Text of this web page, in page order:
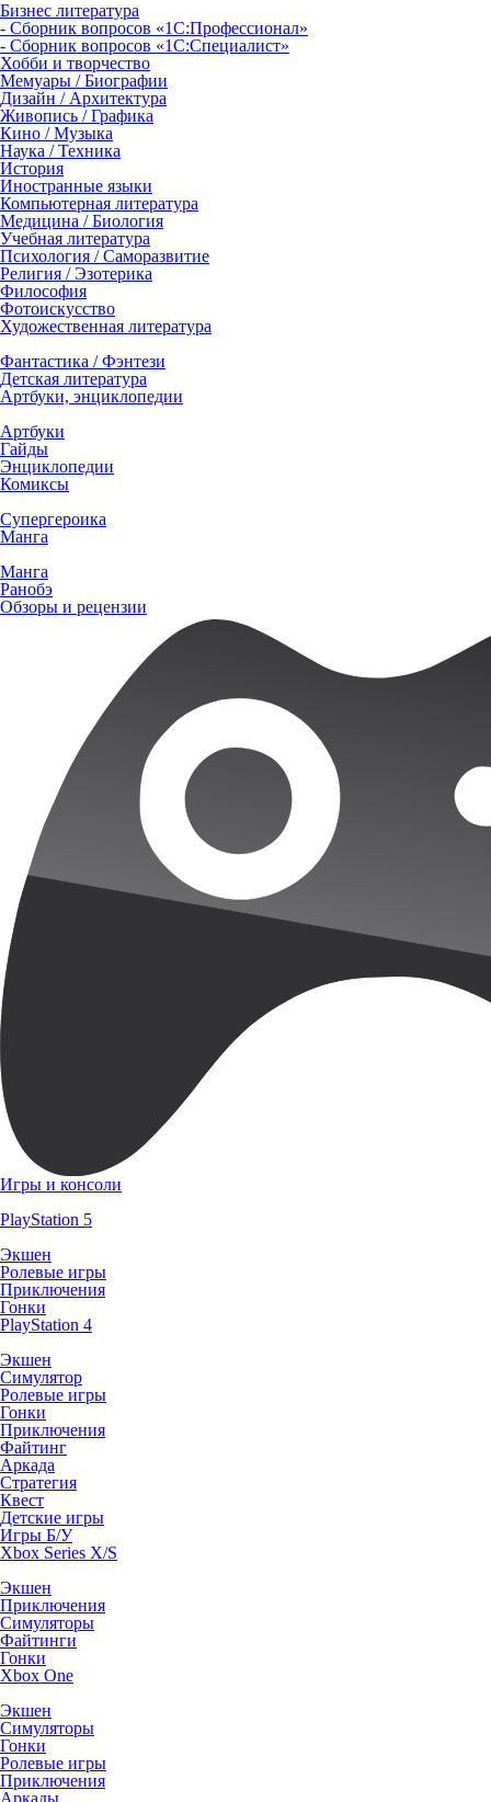
Бизнес литература
- Сборник вопросов «1С:Профессионал»
- Сборник вопросов «1С:Специалист»
Хобби и творчество
Мемуары / Биографии
Дизайн / Архитектура
Живопись / Графика
Кино / Музыка
Наука / Техника
История
Иностранные языки
Компьютерная литература
Медицина / Биология
Учебная литература
Психология / Саморазвитие
Религия / Эзотерика
Философия
Фотоискусство
Художественная литература
Фантастика / Фэнтези
Детская литература
Артбуки, энциклопедии
Артбуки
Гайды
Энциклопедии
Комиксы
Супергероика
Манга
Манга
Ранобэ
Обзоры и рецензии
Игры и консоли
PlayStation 5
Экшен
Ролевые игры
Приключения
Гонки
PlayStation 4
Экшен
Симулятор
Ролевые игры
Гонки
Приключения
Файтинг
Аркада
Стратегия
Квест
Детские игры
Игры Б/У
Xbox Series X/S
Экшен
Приключения
Симуляторы
Файтинги
Гонки
Xbox One
Экшен
Симуляторы
Гонки
Ролевые игры
Приключения
Аркады